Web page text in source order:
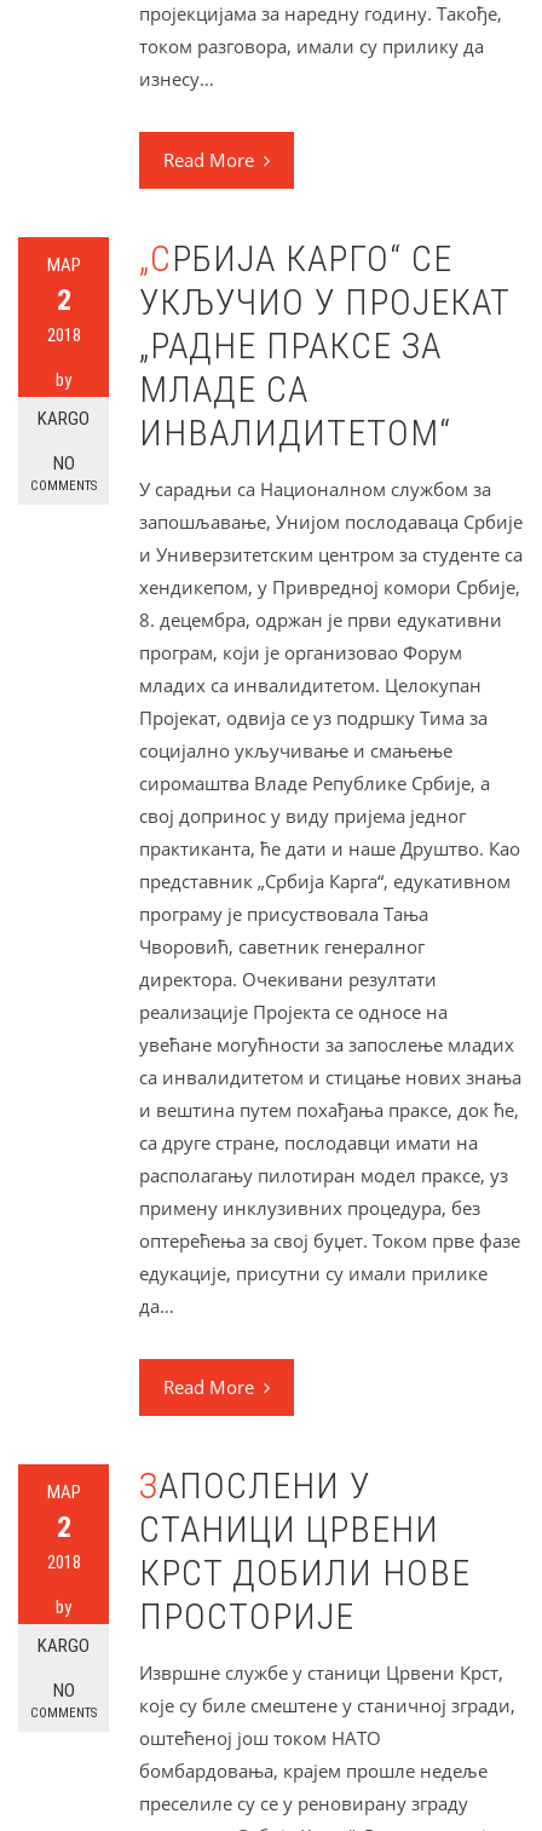
пројекцијама за наредну годину. Такође,
током разговора, имали су прилику да
изнесу…
Read More
МАР
2
2018
by
KARGO
NO
COMMENTS
„СРБИЈА КАРГО“ СЕ
УКЉУЧИО У ПРОЈЕКАТ
„РАДНЕ ПРАКСЕ ЗА
МЛАДЕ СА
ИНВАЛИДИТЕТОМ“
У сарадњи са Националном службом за
запошљавање, Унијом послодаваца Србије
и Универзитетским центром за студенте са
хендикепом, у Привредној комори Србије,
8. децембра, одржан је први едукативни
програм, који је организовао Форум
младих са инвалидитетом. Целокупан
Пројекат, одвија се уз подршку Тима за
социјално укључивање и смањење
сиромаштва Владе Републике Србије, а
свој допринос у виду пријема једног
практиканта, ће дати и наше Друштво. Као
представник „Србија Карга“, едукативном
програму је присуствовала Тања
Чворовић, саветник генералног
директора. Очекивани резултати
реализације Пројекта се односе на
увећане могућности за запослење младих
са инвалидитетом и стицање нових знања
и вештина путем похађања праксе, док ће,
са друге стране, послодавци имати на
располагању пилотиран модел праксе, уз
примену инклузивних процедура, без
оптерећења за свој буџет. Током прве фазе
едукације, присутни су имали прилике
да…
Read More
МАР
2
2018
by
KARGO
NO
COMMENTS
ЗАПОСЛЕНИ У
СТАНИЦИ ЦРВЕНИ
КРСТ ДОБИЛИ НОВЕ
ПРОСТОРИЈЕ
Извршне службе у станици Црвени Крст,
које су биле смештене у станичној згради,
оштећеној још током НАТО
бомбардовања, крајем прошле недеље
преселиле су се у реновирану зграду